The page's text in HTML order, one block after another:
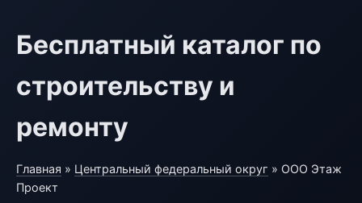
Бесплатный каталог по
строительству и
ремонту
Главная » Центральный федеральный округ » ООО Этаж
Проект